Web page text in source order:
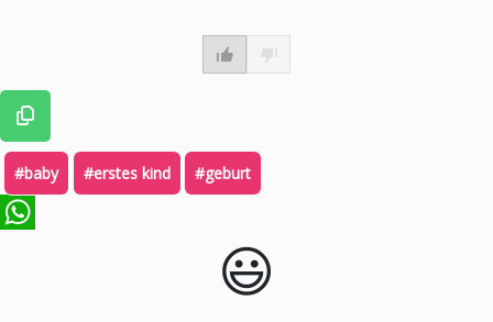
#baby #erstes kind #geburt
😃️